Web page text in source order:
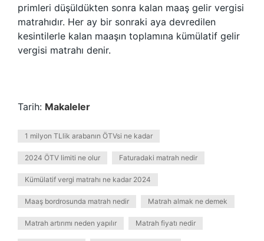
primleri düşüldükten sonra kalan maaş gelir vergisi
matrahıdır. Her ay bir sonraki aya devredilen
kesintilerle kalan maaşın toplamına kümülatif gelir
vergisi matrahı denir.
Tarih: Makaleler
1 milyon TLlik arabanın ÖTVsi ne kadar
2024 ÖTV limiti ne olur Faturadaki matrah nedir
Kümülatif vergi matrahı ne kadar 2024
Maaş bordrosunda matrah nedir Matrah almak ne demek
Matrah artırımı neden yapılır Matrah fiyatı nedir